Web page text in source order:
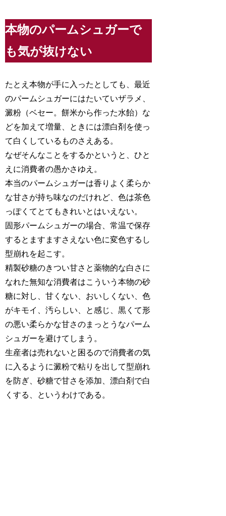
本物のパームシュガーで
も気が抜けない
たとえ本物が手に入ったとしても、最近
のパームシュガーにはたいていザラメ、
澱粉（ベセー。餅米から作った水飴）な
どを加えて増量、ときには漂白剤を使っ
て白くしているものさえある。
なぜそんなことをするかというと、ひと
えに消費者の愚かさゆえ。
本当のパームシュガーは香りよく柔らか
な甘さが持ち味なのだけれど、色は茶色
っぽくてとてもきれいとはいえない。
固形パームシュガーの場合、常温で保存
するとますますさえない色に変色するし
型崩れを起こす。
精製砂糖のきつい甘さと薬物的な白さに
なれた無知な消費者はこういう本物の砂
糖に対し、甘くない、おいしくない、色
がキモイ、汚らしい、と感じ、黒くて形
の悪い柔らかな甘さのまっとうなパーム
シュガーを避けてしまう。
生産者は売れないと困るので消費者の気
に入るように澱粉で粘りを出して型崩れ
を防ぎ、砂糖で甘さを添加、漂白剤で白
くする、というわけである。